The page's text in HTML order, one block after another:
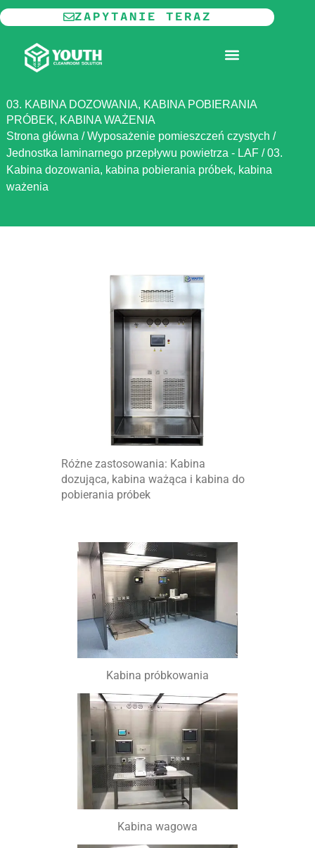
Przejdź
do
ZAPYTANIE TERAZ
03. KABINA DOZOWANIA, KABINA POBIERANIA
PRÓBEK, KABINA WAŻENIA
Strona główna /Wyposażenie pomieszczeń czystych /
Jednostka laminarnego przepływu powietrza - LAF/03.
Kabina dozowania, kabina pobierania próbek, kabina
ważenia
Różne zastosowania: Kabina
dozująca, kabina ważąca i kabina do
pobierania próbek
Kabina próbkowania
Kabina wagowa